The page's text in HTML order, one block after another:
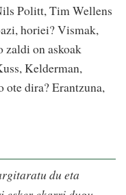
Politt, Tim Wellens
horiei? Vismak,
zaldi on askoak
Kelderman,
dira? Erantzuna,
du eta